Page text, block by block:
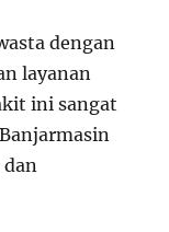
dengan
layanan
ini sangat
dan